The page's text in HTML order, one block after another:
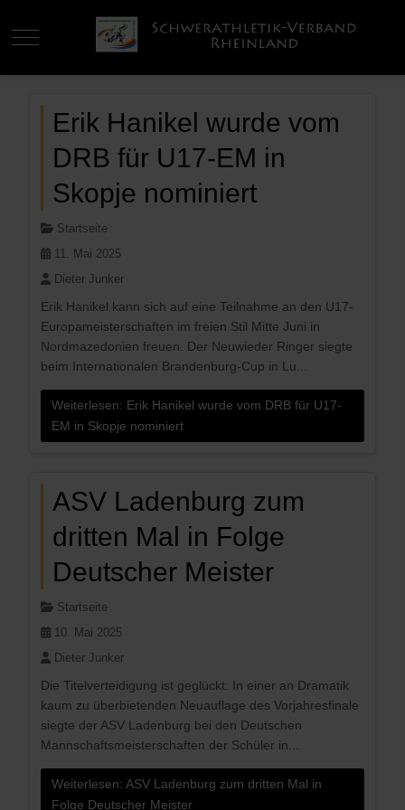
Mobile Menu Toggle
Erik Hanikel wurde vom
DRB für U17-EM in
Skopje nominiert
Startseite
11. Mai 2025
Dieter Junker
Erik Hanikel kann sich auf eine Teilnahme an den U17-
Europameisterschaften im freien Stil Mitte Juni in
Nordmazedonien freuen. Der Neuwieder Ringer siegte
beim Internationalen Brandenburg-Cup in Lu...
Weiterlesen: Erik Hanikel wurde vom DRB für U17-
EM in Skopje nominiert
ASV Ladenburg zum
dritten Mal in Folge
Deutscher Meister
Startseite
10. Mai 2025
Dieter Junker
Die Titelverteidigung ist geglückt: In einer an Dramatik
kaum zu überbietenden Neuauflage des Vorjahresfinale
siegte der ASV Ladenburg bei den Deutschen
Mannschaftsmeisterschaften der Schüler in...
Weiterlesen: ASV Ladenburg zum dritten Mal in
Folge Deutscher Meister